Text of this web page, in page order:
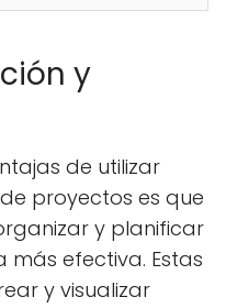
y
de utilizar
proyectos es que
y planificar
efectiva. Estas
y visualizar